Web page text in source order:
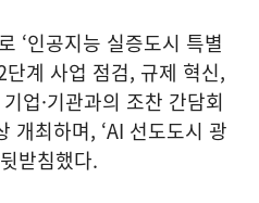
‘인공지능 실증도시 특별
단계 사업 점검, 규제 혁신,
업·기관과의 조찬 간담회
개최하며, ‘AI 선도도시 광
받침했다.